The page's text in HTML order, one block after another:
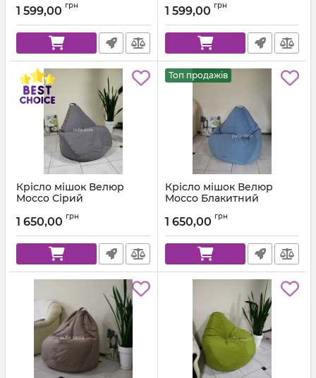
Артикул: km-polo-17-16-l
1 599,00 грн 1 599,00 грн
Крісло мішок Велюр
Mocco Сірий
1 650,00 грн
Топ продажів
Крісло мішок Велюр
Mocco Блакитний
1 650,00 грн